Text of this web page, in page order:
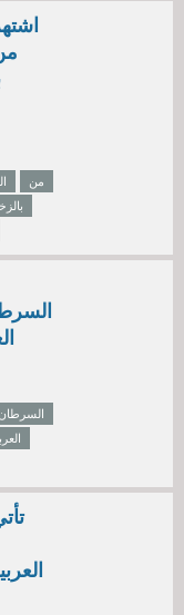
من
السرطان